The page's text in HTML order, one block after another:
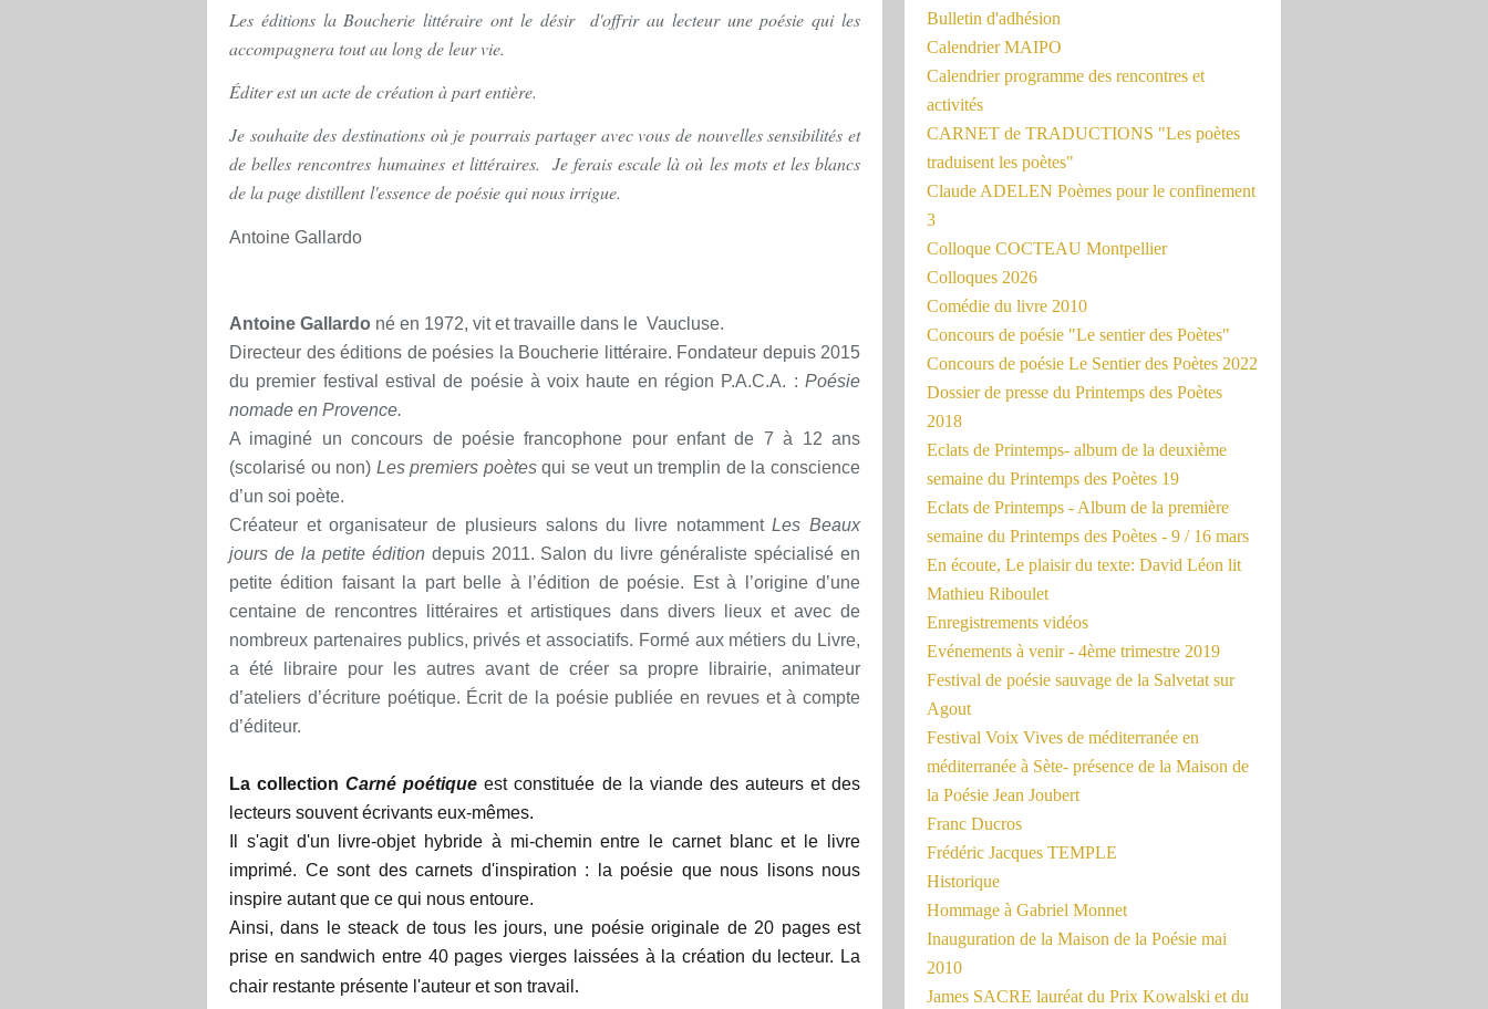
Les éditions la Boucherie littéraire ont le désir d'offrir au lecteur une poésie qui les
accompagnera tout au long de leur vie.
Éditer est un acte de création à part entière.
Je souhaite des destinations où je pourrais partager avec vous de nouvelles sensibilités et
de belles rencontres humaines et littéraires. Je ferais escale là où les mots et les blancs
de la page distillent l'essence de poésie qui nous irrigue.
Antoine Gallardo
Antoine Gallardo né en 1972, vit et travaille dans le Vaucluse.
Directeur des éditions de poésies la Boucherie littéraire. Fondateur depuis 2015
du premier festival estival de poésie à voix haute en région P.A.C.A. : Poésie
nomade en Provence.
A imaginé un concours de poésie francophone pour enfant de 7 à 12 ans
(scolarisé ou non) Les premiers poètesqui se veut un tremplin de la conscience
d’un soi poète.
Créateur et organisateur de plusieurs salons du livre notammentLes Beaux
jours de la petite édition depuis 2011. Salon du livre généraliste spécialisé en
petite édition faisant la part belle à l’édition de poésie. Est à l’origine d’une
centaine de rencontres littéraires et artistiques dans divers lieux et avec de
nombreux partenaires publics, privés et associatifs. Formé aux métiers du Livre,
a été libraire pour les autres avant de créer sa propre librairie, animateur
d’ateliers d’écriture poétique. Écrit de la poésie publiée en revues et à compte
d’éditeur.
La collectionCarné poétique est constituée de la viande des auteurs et des
lecteurs souvent écrivants eux-mêmes.
Il s'agit d'un livre-objet hybride à mi-chemin entre le carnet blanc et le livre
imprimé. Ce sont des carnets d'inspiration : la poésie que nous lisons nous
inspire autant que ce qui nous entoure.
Ainsi, dans le steack de tous les jours, une poésie originale de 20 pages est
prise en sandwich entre 40 pages vierges laissées à la création du lecteur. La
chair restante présente l'auteur et son travail .
Bulletin d'adhésion
Calendrier MAIPO
Calendrier programme des rencontres et
activités
CARNET de TRADUCTIONS "Les poètes
traduisent les poètes"
Claude ADELEN Poèmes pour le confinement
3
Colloque COCTEAU Montpellier
Colloques 2026
Comédie du livre 2010
Concours de poésie "Le sentier des Poètes"
Concours de poésie Le Sentier des Poètes 2022
Dossier de presse du Printemps des Poètes
2018
Eclats de Printemps- album de la deuxième
semaine du Printemps des Poètes 19
Eclats de Printemps - Album de la première
semaine du Printemps des Poètes - 9 / 16 mars
En écoute, Le plaisir du texte: David Léon lit
Mathieu Riboulet
Enregistrements vidéos
Evénements à venir - 4ème trimestre 2019
Festival de poésie sauvage de la Salvetat sur
Agout
Festival Voix Vives de méditerranée en
méditerranée à Sète- présence de la Maison de
la Poésie Jean Joubert
Franc Ducros
Frédéric Jacques TEMPLE
Historique
Hommage à Gabriel Monnet
Inauguration de la Maison de la Poésie mai
2010
James SACRE lauréat du Prix Kowalski et du